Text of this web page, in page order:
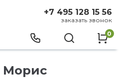
+7 495 128 15 56
заказать звонок
0
Морис